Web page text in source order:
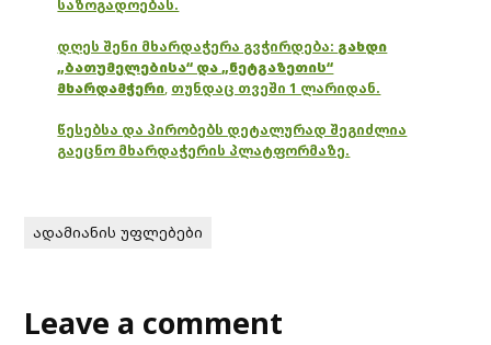
საზოგადოებას.
დღეს შენი მხარდაჭერა გვჭირდება: გახდი
„ბათუმელებისა“ და „ნეტგაზეთის“
მხარდამჭერი, თუნდაც თვეში 1 ლარიდან.
წესებსა და პირობებს დეტალურად შეგიძლია
გაეცნო მხარდაჭერის პლატფორმაზე.
ადამიანის უფლებები
Leave a comment